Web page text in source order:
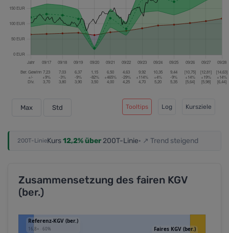
Max Std Tooltips Log Kursziele
200T-LinieKurs12,2% über200T-Linie· ↗ Trend steigend
Zusammensetzung des fairen KGV
(ber.)